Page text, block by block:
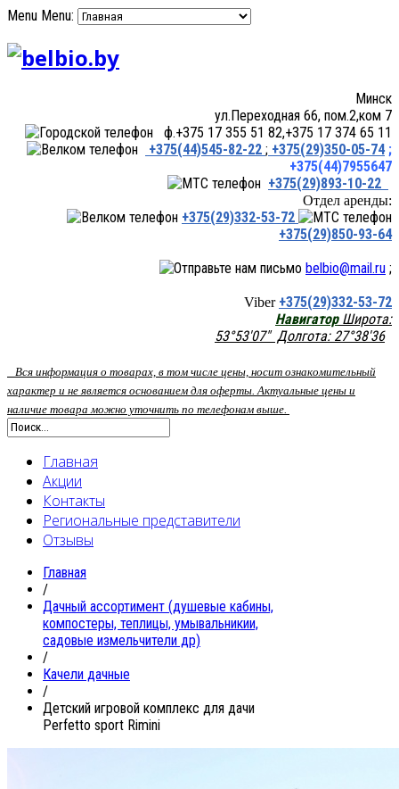
Menu Menu:
Минск
ул.Переходная 66, пом.2,ком 7
ф.+375 17 355 51 82,+375 17 374 65 11
+375(44)545-82-22 ; +375(29)350-05-74 ;
+375(44)7955647
+375(29)893-10-22
Отдел аренды:
+375(29)332-53-72
+375(29)850-93-64
belbio@mail.ru ;
Viber +375(29)332-53-72
НавигаторШирота:
53°53'07" Долгота: 27°38'36
Вся информация о товарах, в том числе цены, носит ознакомительный
характер и не является основанием для оферты. Актуальные цены и
наличие товара можно уточнить по телефонам выше.
Главная
Акции
Контакты
Региональные представители
Отзывы
Главная
/
Дачный ассортимент (душевые кабины,
компостеры, теплицы, умывальникии,
садовые измельчители др)
/
Качели дачные
/
Детский игровой комплекс для дачи
Perfetto sport Rimini